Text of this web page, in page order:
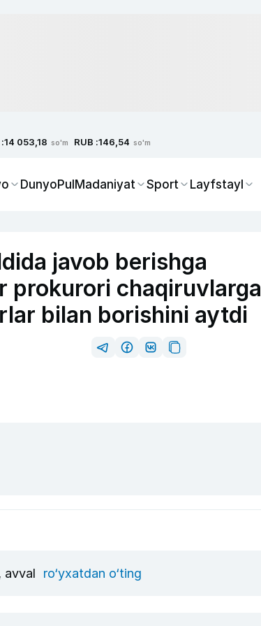
14 053,18 so'm RUB :146,54 so'm
DunyoPulMadaniyat Sport Layfstayl
javob berishga
prokurori chaqiruvlarga
bilan borishini aytdi
avval ro‘yxatdan o‘ting